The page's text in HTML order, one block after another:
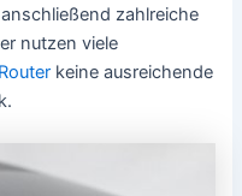
zahlreiche
nutzen viele
keine ausreichende